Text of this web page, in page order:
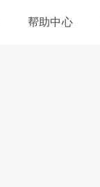
帮助中心